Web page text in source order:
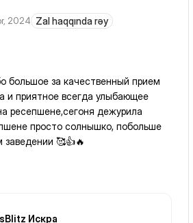
2024 Zal haqqında rəy
большое за качественный прием
и приятное всегда улыбающее
ресепшене,сегоня дежурила
просто солнышко, побольше
🥰👍🔥
Искра